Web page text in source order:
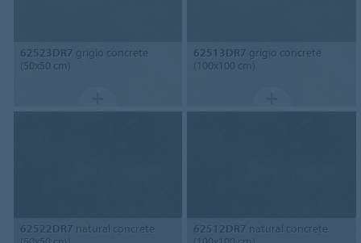
62523DR7 grigio concrete
(50x50 cm)
62513DR7 grigio concrete
(100x100 cm)
62522DR7 natural concrete
62512DR7 natural concrete